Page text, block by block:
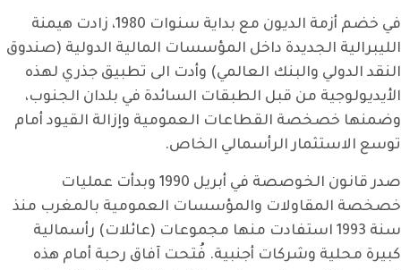
في خضم أزمة الديون مع بداية سنوات 1980، زادت هيمنة
الليبرالية الجديدة داخل المؤسسات المالية الدولية (صندوق
النقد الدولي والبنك العالمي) وأدت الى تطبيق جذري لهذه
الأيديولوجية من قبل الطبقات السائدة في بلدان الجنوب،
وضمنها خصخصة القطاعات العمومية وإزالة القيود أمام
توسع الاستثمار الرأسمالي الخاص.
صدر قانون الخوصصة في أبريل 1990 وبدأت عمليات
خصخصة المقاولات والمؤسسات العمومية بالمغرب منذ
سنة 1993 استفادت منها مجموعات (عائلات) رأسمالية
كبيرة محلية وشركات أجنبية. فُتحت آفاق رحبة أمام هذه